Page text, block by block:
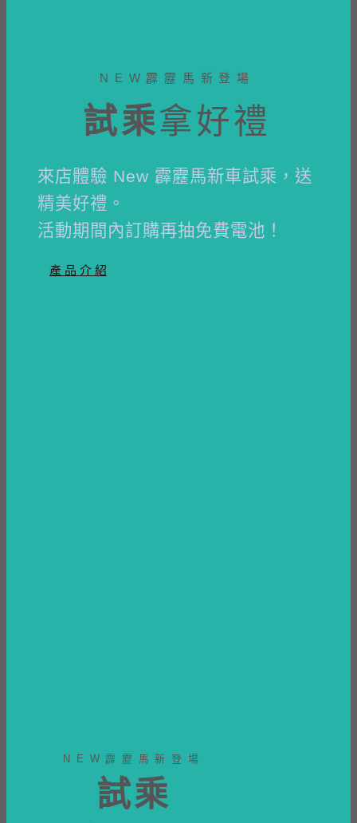
NEW霹靂馬新登場
試乘拿好禮
來店體驗 New 霹靂馬新車試乘，送
精美好禮。
活動期間內訂購再抽免費電池！
產 品 介 紹
NEW霹靂馬新登場
試乘